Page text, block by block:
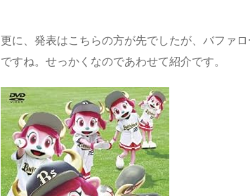
更に、発表はこちらの方が先でしたが、バファ
ですね。せっかくなのであわせて紹介です。